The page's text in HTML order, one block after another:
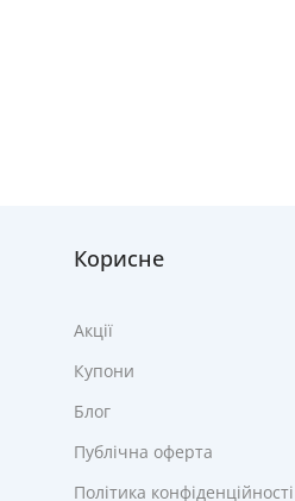
Корисне
Акції
Купони
Блог
Публічна оферта
Політика конфіденційності